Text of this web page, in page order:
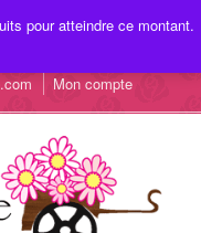
Mon compte
pour atteindre ce montant.